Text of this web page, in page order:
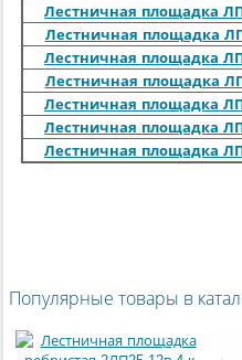
Лестничная площадка
Лестничная площадка
Лестничная площадка
Лестничная площадка
Лестничная площадка
Лестничная площадка
Лестничная площадка
Популярные товары в